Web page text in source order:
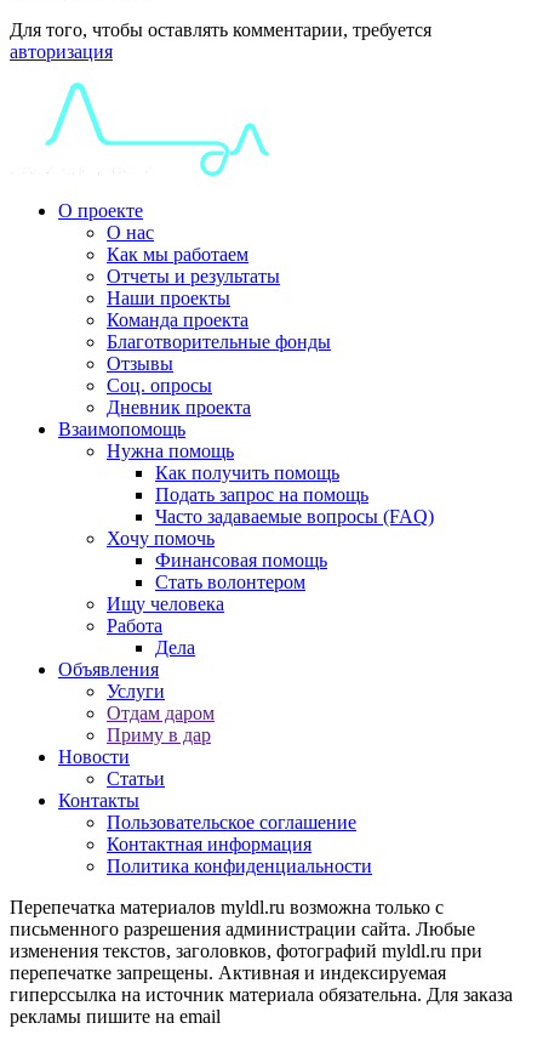
Для того, чтобы оставлять комментарии, требуется
авторизация
О проекте
О нас
Как мы работаем
Отчеты и результаты
Наши проекты
Команда проекта
Благотворительные фонды
Отзывы
Соц. опросы
Дневник проекта
Взаимопомощь
Нужна помощь
Как получить помощь
Подать запрос на помощь
Часто задаваемые вопросы (FAQ)
Хочу помочь
Финансовая помощь
Стать волонтером
Ищу человека
Работа
Дела
Объявления
Услуги
Отдам даром
Приму в дар
Новости
Статьи
Контакты
Пользовательское соглашение
Контактная информация
Политика конфиденциальности
Перепечатка материалов myldl.ru возможна только с
письменного разрешения администрации сайта. Любые
изменения текстов, заголовков, фотографий myldl.ru при
перепечатке запрещены. Активная и индексируемая
гиперссылка на источник материала обязательна. Для заказа
рекламы пишите на еmail